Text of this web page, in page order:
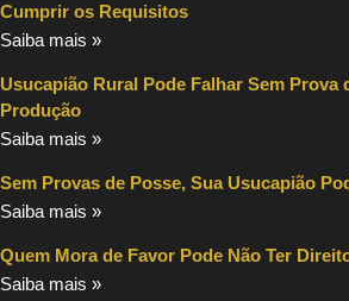
Cumprir os Requisitos
Saiba mais »
Usucapião Rural Pode Falhar Sem Prova
Produção
Saiba mais »
Sem Provas de Posse, Sua Usucapião
Saiba mais »
Quem Mora de Favor Pode Não Ter
Saiba mais »